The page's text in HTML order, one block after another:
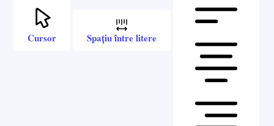
Cursor Spațiu între litere